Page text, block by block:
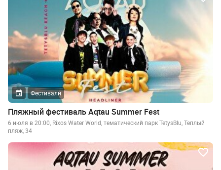
Фестивали
Пляжный фестиваль Aqtau Summer Fest
6 июля в 20:00, Rixos Water World, тематический парк TetysBlu, Теплый
пляж, 34